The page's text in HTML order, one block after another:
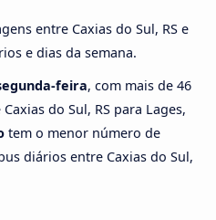
entre Caxias do Sul, RS e
e dias da semana.
feira, com mais de 46
do Sul, RS para Lages,
tem o menor número de
diários entre Caxias do Sul,